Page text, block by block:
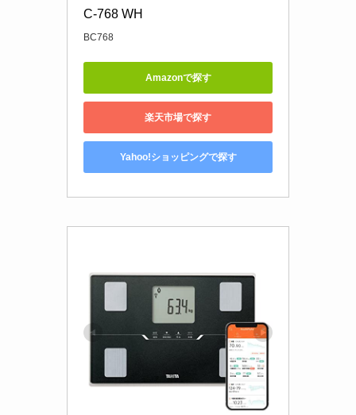
C-768 WH
BC768
Amazonで探す
楽天市場で探す
Yahoo!ショッピングで探す